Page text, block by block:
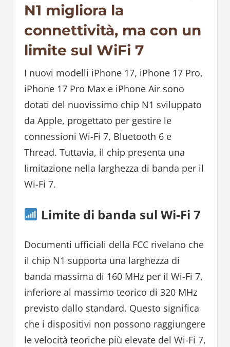
N1 migliora la
connettività, ma con un
limite sul WiFi 7
I nuovi modelli iPhone 17, iPhone 17 Pro,
iPhone 17 Pro Max e iPhone Air sono
dotati del nuovissimo chip N1 sviluppato
da Apple, progettato per gestire le
connessioni Wi-Fi 7, Bluetooth 6 e
Thread. Tuttavia, il chip presenta una
limitazione nella larghezza di banda per il
Wi-Fi 7.
Limite di banda sul Wi-Fi 7
Documenti ufficiali della FCC rivelano che
il chip N1 supporta una larghezza di
banda massima di 160 MHz per il Wi-Fi 7,
inferiore al massimo teorico di 320 MHz
previsto dallo standard. Questo significa
che i dispositivi non possono raggiungere
le velocità teoriche più elevate del Wi-Fi 7,